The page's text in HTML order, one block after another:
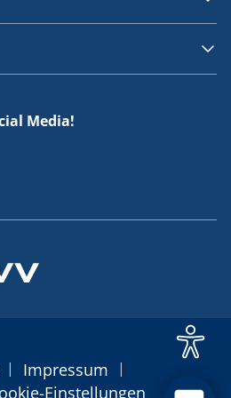
Media!
| Impressum |
Einstellungen